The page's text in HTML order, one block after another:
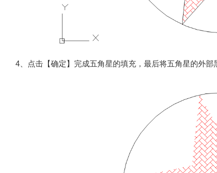
4、点击【确定】完成五角星的填充，最后将五角星的外